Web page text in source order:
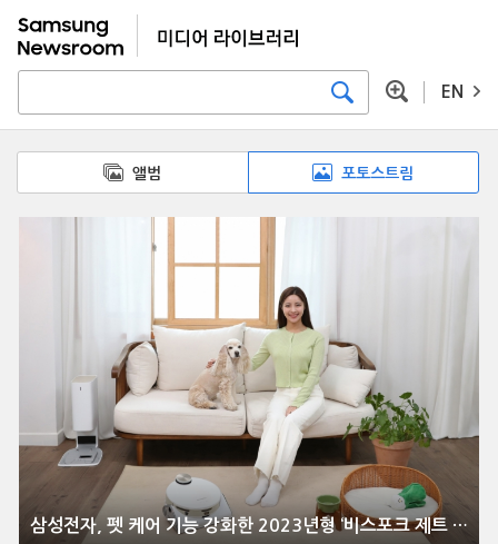
EN
앨범 포토스트림
삼성전자, 펫 케어 기능 강화한 2023년형 ‘비스포크 제트 봇 AI’ 출시